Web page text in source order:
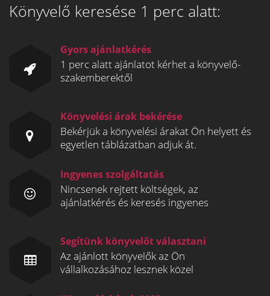
Könyvelő keresése 1 perc alatt:
Gyors ajánlatkérés
1 perc alatt ajánlatot kérhet a könyvelő-
szakemberektől
Könyvelési árak bekérése
Bekérjük a könyvelési árakat Ön helyett és
egyetlen táblázatban adjuk át.
Ingyenes szolgáltatás
Nincsenek rejtett költségek, az
ajánlatkérés és keresés ingyenes
Segítünk könyvelőt választani
Az ajánlott könyvelők az Ön
vállalkozásához lesznek közel